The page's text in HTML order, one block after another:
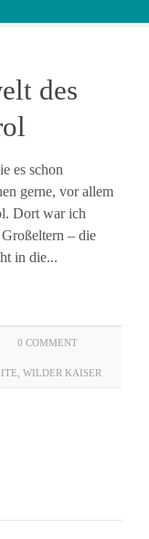
des
es schon
gerne, vor allem
Dort war ich
– die
in die...
0 COMMENT
WILDER KAISER